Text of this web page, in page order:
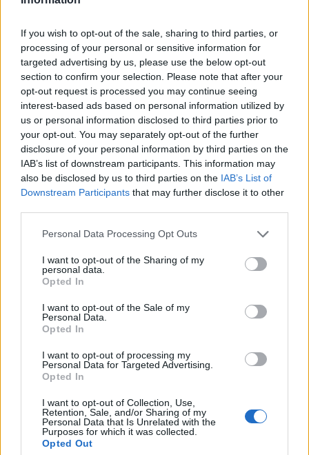
If you wish to opt-out of the sale, sharing to third parties, or
processing of your personal or sensitive information for
targeted advertising by us, please use the below opt-out
section to confirm your selection. Please note that after your
opt-out request is processed you may continue seeing
interest-based ads based on personal information utilized by
us or personal information disclosed to third parties prior to
your opt-out. You may separately opt-out of the further
disclosure of your personal information by third parties on the
IAB’s list of downstream participants. This information may
also be disclosed by us to third parties on the IAB’s List of
Downstream Participants that may further disclose it to other
Please note that this website/app uses one or more Google
not limited to your visit or usage behaviour. You may click to
grant or deny consent to Google and its third-party tags to
use your data for below specified purposes in below Google
consent section.
Personal Data Processing Opt Outs
I want to opt-out of the Sharing of my
personal data.
Opted In
I want to opt-out of the Sale of my
Personal Data.
Opted In
I want to opt-out of processing my
Personal Data for Targeted Advertising.
Opted In
I want to opt-out of Collection, Use,
Retention, Sale, and/or Sharing of my
Personal Data that Is Unrelated with the
Purposes for which it was collected.
Opted Out
AUTORE
Francesca Lombardi
Francesca Lombardi, fiorentina, prese appunti
tecnici dal primo box di un circuito toscano e
da allora firma approfondimenti sui motori. In
redazione sostiene un approccio metodico
alle prove su pista, cura il format 'tecnica e
cronaca' e conserva i fogli di appunti del
debutto tecnico in autodromo.